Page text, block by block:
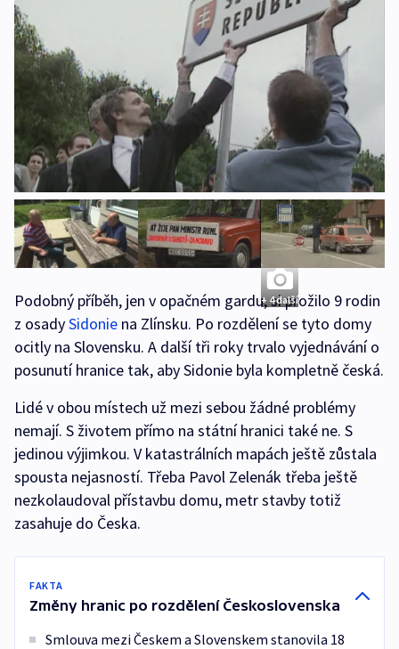
+ 4 další
Podobný příběh, jen v opačném gardu, si prožilo 9 rodin
z osadySidonie na Zlínsku. Po rozdělení se tyto domy
ocitly na Slovensku. A další tři roky trvalo vyjednávání o
posunutí hranice tak, aby Sidonie byla kompletně česká.
Lidé v obou místech už mezi sebou žádné problémy
nemají. S životem přímo na státní hranici také ne. S
jedinou výjimkou. V katastrálních mapách ještě zůstala
spousta nejasností. Třeba Pavol Zelenák třeba ještě
nezkolaudoval přístavbu domu, metr stavby totiž
zasahuje do Česka.
FAKTA
Změny hranic po rozdělení Československa
Smlouva mezi Českem a Slovenskem stanovila 18